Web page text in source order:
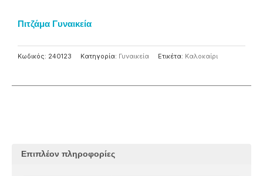
Πιτζάμα Γυναικεία
Κωδικός: 240123 Κατηγορία: Γυναικεία Ετικέτα: Καλοκαίρι
Επιπλέον πληροφορίες